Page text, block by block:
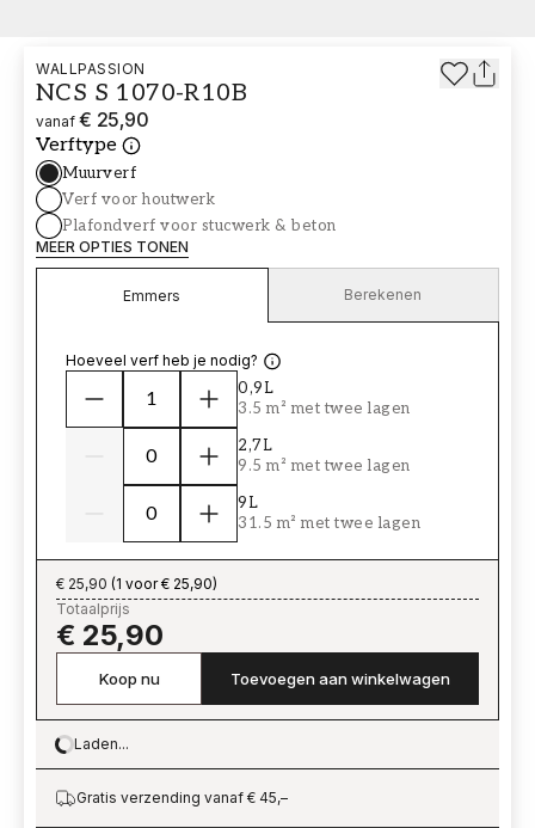
WALLPASSION
NCS S 1070-R10B
vanaf € 25,90
Verftype
Muurverf
Verf voor houtwerk
Plafondverf voor stucwerk & beton
MEER OPTIES TONEN
Emmers Berekenen
Hoeveel verf heb je nodig?
0,9L
3.5 m² met twee lagen
2,7L
9.5 m² met twee lagen
9L
31.5 m² met twee lagen
€ 25,90 (1 voor € 25,90)
Totaalprijs
€ 25,90
Koop nu Toevoegen aan winkelwagen
Loading…
Laden...
Gratis verzending vanaf € 45,–